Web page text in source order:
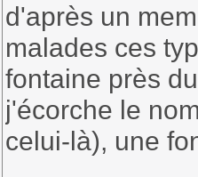
d'après un
malades ces
fontaine près
j'écorche le
celui-là), une